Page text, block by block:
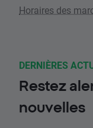
Horaires des
DERNIÈRES
Restez
nouvelles